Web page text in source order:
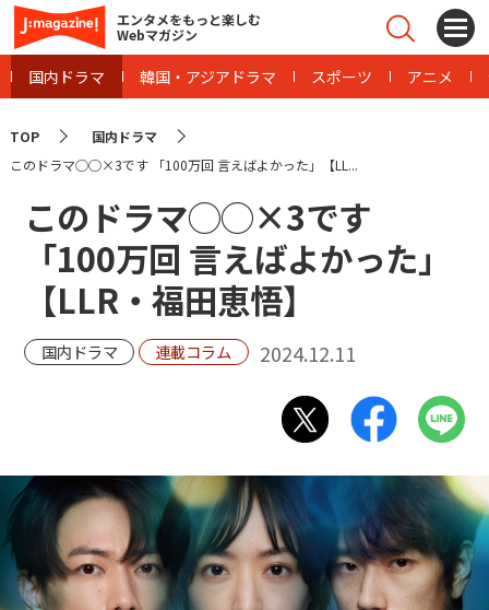
エンタメをもっと楽しむ
Webマガジン
国内ドラマ 韓国・アジアドラマ スポーツ アニメ
TOP
国内ドラマ
このドラマ◯◯×3です 「100万回 言えばよかった」【LL...
このドラマ◯◯×3です
「100万回 言えばよかった」
【LLR・福田恵悟】
国内ドラマ 連載コラム 2024.12.11